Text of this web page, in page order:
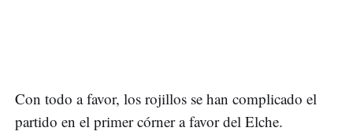
Con todo a favor, los rojillos se han complicado el
partido en el primer córner a favor del Elche.